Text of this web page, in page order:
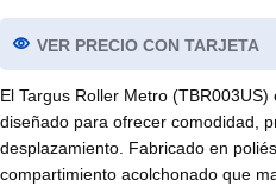
VER PRECIO CON TARJETA
El Targus Roller Metro
diseñado para ofrecer comodidad,
desplazamiento. Fabricado en
compartimiento acolchonado que